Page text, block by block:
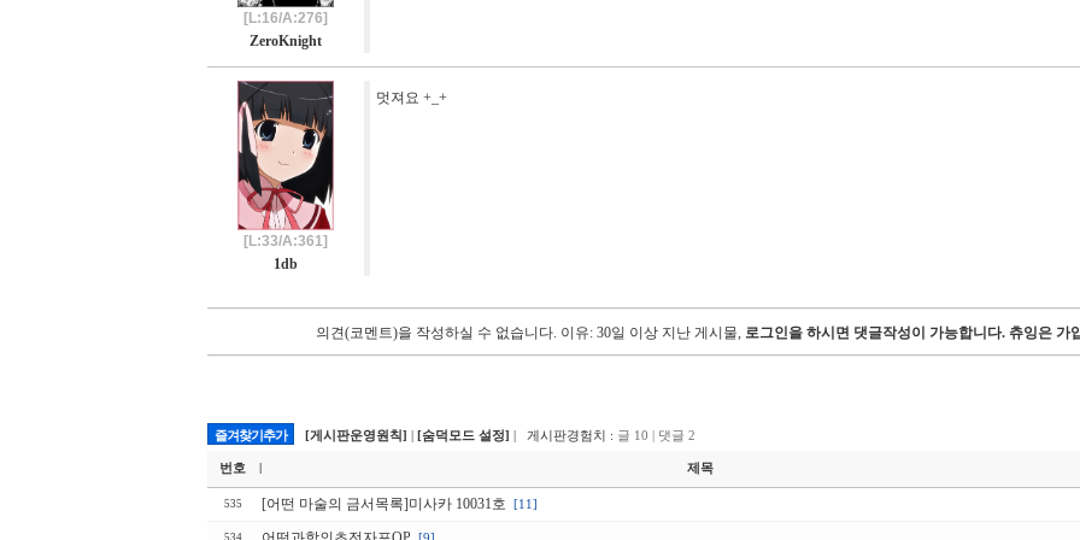
[L:16/A:276]
ZeroKnight
[L:33/A:361]
1db
멋져요 +_+
의견(코멘트)을 작성하실 수 없습니다. 이유: 30일 이상 지난 게시물, 로그인을 하시면 댓글작성이 가능합니다. 츄잉은 가
즐겨찾기추가 [게시판운영원칙] | [숨덕모드 설정] | 게시판경험치 : 글 10 | 댓글 2
번호 제목
535 [어떤 마술의 금서목록]미사카 10031호 [11]
534